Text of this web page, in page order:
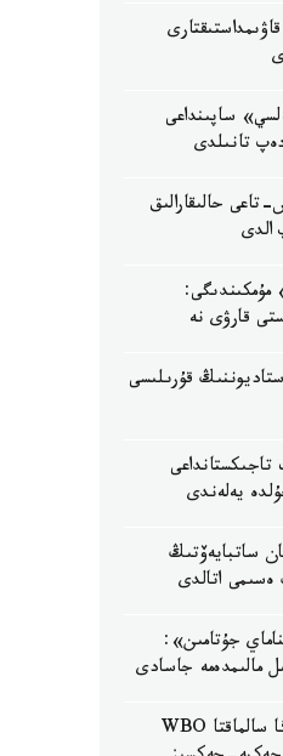
ساپىنداعى
تانىلدى
حالىقارالىق
قارۋى نە
ستاديوننىڭ قۇرىلىسى
تاجىكستانداعى
يەلەندى
ساتبايەۆتىڭ
ەسىمى اتالدى
جۇتامىن»:
مالىمدەمە جاسادى
جانىبەك ءالىمحان ۇلى جاڭا سالماقتا WBO